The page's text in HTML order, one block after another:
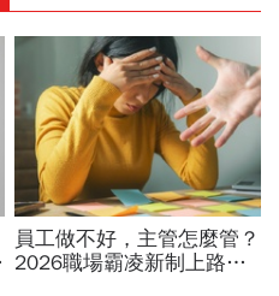
員工做不好，主管怎麼管？
2026職場霸凌新制上路，